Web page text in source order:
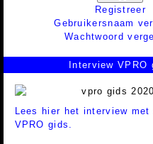
Registreer
Gebruikersnaam
Wachtwoord
Interview VPRO
Lees hier het interview
VPRO gids.